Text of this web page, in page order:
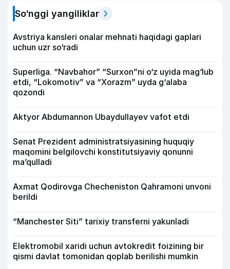
So‘nggi yangiliklar
Avstriya kansleri onalar mehnati haqidagi gaplari
uchun uzr so‘radi
Superliga. “Navbahor” “Surxon”ni o‘z uyida mag‘lub
etdi, “Lokomotiv” va “Xorazm” uyda g‘alaba
qozondi
Aktyor Abdu­mannon Ubaydullayev vafot etdi
Senat Prezident administratsiyasining huquqiy
maqomini belgilovchi konstitutsiyaviy qonunni
ma’qulladi
Axmat Qodirovga Checheniston Qahramoni unvoni
berildi
“Manchester Siti” tarixiy transferni yakunladi
Elektromobil xaridi uchun avtokredit foizining bir
qismi davlat tomonidan qoplab berilishi mumkin